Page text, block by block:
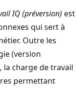
IQ (préversion) est
qui sert à
Outre les
(version
charge de travail
permettant